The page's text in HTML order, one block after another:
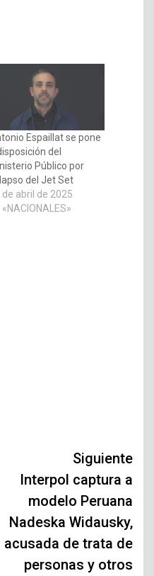
Espaillat se pone
del
Público por
del Jet Set
de abril de 2025
«NACIONALES»
Siguiente
Interpol captura a
modelo Peruana
Nadeska Widausky,
acusada de trata de
personas y otros